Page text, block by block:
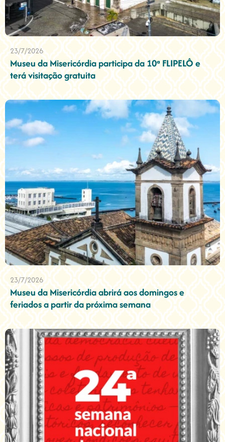
23/7/2026
Museu da Misericórdia participa da 10ª FLIPELÔ e
terá visitação gratuita
23/7/2026
Museu da Misericórdia abrirá aos domingos e
feriados a partir da próxima semana